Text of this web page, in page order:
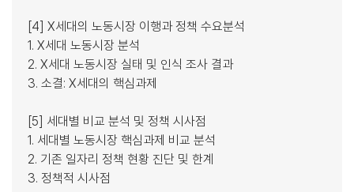
[4] X세대의 노동시장 이행과 정책 수요분석
1. X세대 노동시장 분석
2. X세대 노동시장 실태 및 인식 조사 결과
3. 소결: X세대의 핵심과제
[5] 세대별 비교 분석 및 정책 시사점
1. 세대별 노동시장 핵심과제 비교 분석
2. 기존 일자리 정책 현황 진단 및 한계
3. 정책적 시사점